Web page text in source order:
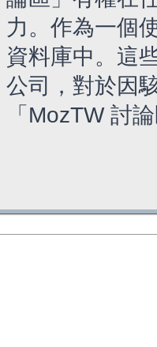
力。作為一個
資料庫中。這
公司，對於因
「MozTW 討